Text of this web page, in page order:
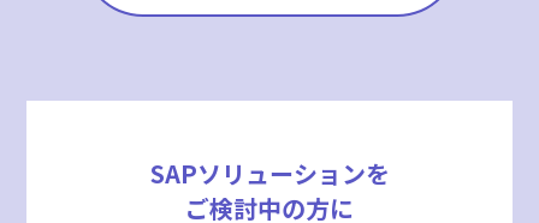
SAPソリューションを
ご検討中の方に